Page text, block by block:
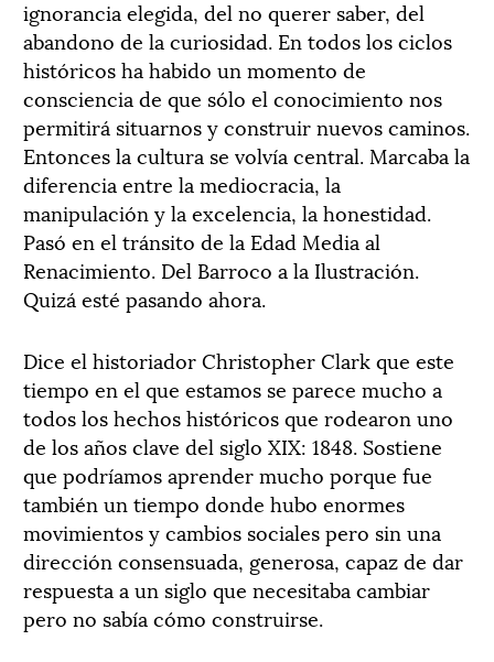
ignorancia elegida, del no querer saber, del
abandono de la curiosidad. En todos los ciclos
históricos ha habido un momento de
consciencia de que sólo el conocimiento nos
permitirá situarnos y construir nuevos caminos.
Entonces la cultura se volvía central. Marcaba la
diferencia entre la mediocracia, la
manipulación y la excelencia, la honestidad.
Pasó en el tránsito de la Edad Media al
Renacimiento. Del Barroco a la Ilustración.
Quizá esté pasando ahora.
Dice el historiador Christopher Clark que este
tiempo en el que estamos se parece mucho a
todos los hechos históricos que rodearon uno
de los años clave del siglo XIX: 1848. Sostiene
que podríamos aprender mucho porque fue
también un tiempo donde hubo enormes
movimientos y cambios sociales pero sin una
dirección consensuada, generosa, capaz de dar
respuesta a un siglo que necesitaba cambiar
pero no sabía cómo construirse.